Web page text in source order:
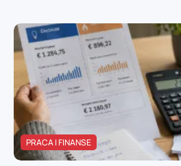
PRACA I FINANSE